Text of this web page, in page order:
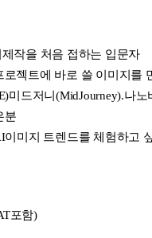
작을 처음 접하는 입문자
젝트에 바로 쓸 이미지를
미드저니(MidJourney).나노
분
이미지 트렌드를 체험하고
포함)